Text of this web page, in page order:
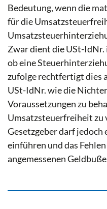
Bedeutung, wenn die
für die
Zwar dient die USt-
ob eine
zufolge rechtfertigt dies
USt-IdNr. wie die
Voraussetzungen zu
Umsatzsteuerfreiheit zu
Gesetzgeber darf jedoch
einführen und das
angemessenen